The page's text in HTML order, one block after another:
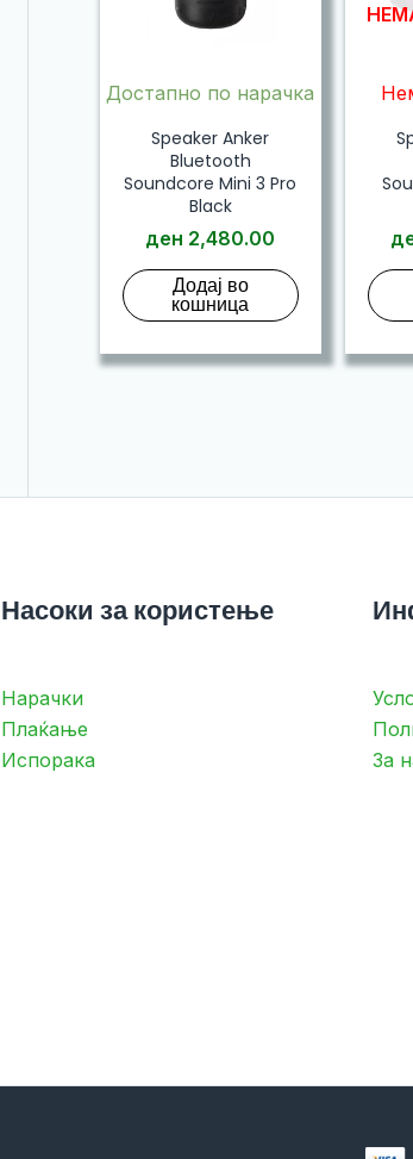
Достапно по нарачка
Speaker Anker
Bluetooth
Soundcore Mini 3 Pro
Black
ден 2,480.00
Додај во
кошница
Насоки за користење
Нарачки
Плаќање
Испорака
За